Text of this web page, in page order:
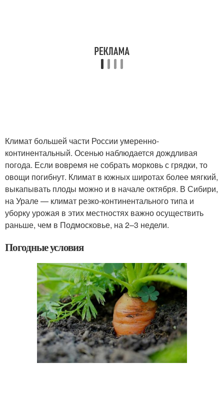
Климат большей части России умеренно-
континентальный. Осенью наблюдается дождливая
погода. Если вовремя не собрать морковь с грядки, то
овощи погибнут. Климат в южных широтах более мягкий,
выкапывать плоды можно и в начале октября. В Сибири,
на Урале — климат резко-континентального типа и
уборку урожая в этих местностях важно осуществить
раньше, чем в Подмосковье, на 2–3 недели.
Погодные условия